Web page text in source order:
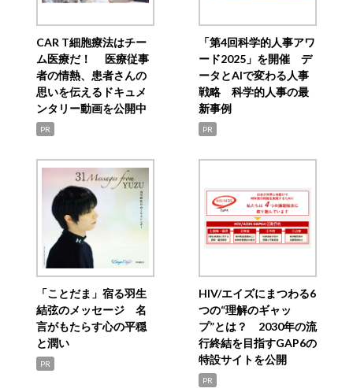
CAR T細胞療法はチー
ム医療だ！ 医療従事
者の情熱、患者さんの
思いを伝えるドキュメ
ンタリー動画を公開中
PR
「第4回科学的人事アワ
ード2025」を開催 デ
ータとAIで変わる人事
戦略 科学的人事の最
新事例
PR
「ことだま」宿る羽生
結弦のメッセージ 名
言がもたらす心の平穏
と潤い
PR
HIV/エイズにまつわる6
つの“理解のギャッ
プ”とは？ 2030年の流
行終結を目指すGAP6の
特設サイトを公開
PR